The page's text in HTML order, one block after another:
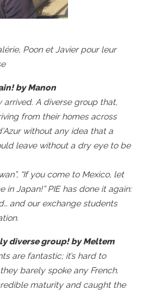
Poon et Javier pour leur
by Manon
arrived. A diverse group that,
from their homes across
without any idea that a
leave without a dry eye to be
“If you come to Mexico, let
in Japan!” PIE has done it again:
and our exchange students
diverse group! by Meltem
are fantastic; it’s hard to
barely spoke any French.
maturity and caught the